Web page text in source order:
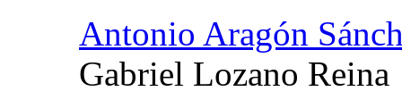
Antonio Aragón
Gabriel Lozano Reina